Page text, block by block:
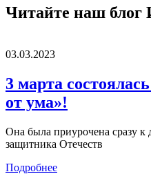
Читайте наш блог
03.03.2023
3 марта
от ума»!
Она была приурочена сразу
защитника Отечеств
Подробнее